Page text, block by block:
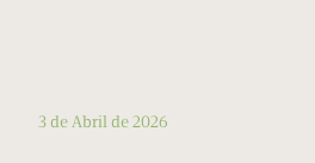
3 de Abril de 2026